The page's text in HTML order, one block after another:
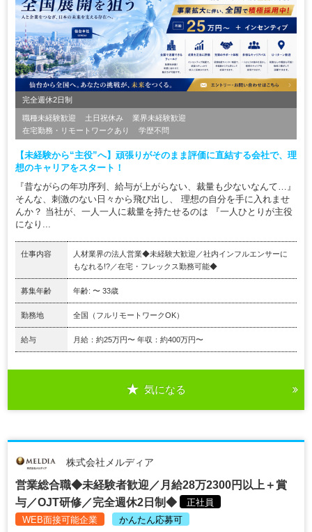
完全週休2日制
職種未経験歓迎 土日祝休み
業界未経験歓迎
在宅勤務・リモートワークあり
学歴不問
【未経験から“主役”へ】頑張りがそのまま評価に直結する会社で、理
想のキャリアをスタート！
『昔ながらの年功序列、給与が上がらない、裁量も少ないなんて…』
そんな、刺激のない日々から飛び出し、 理想の自分を手に入れませ
んか？ 当社が、一人一人に裁量を持たせるのは 『一人ひとりが主役
になり...
仕事内容
人材業界の法人営業◆未経験大歓迎／社内インフルエンサーに
もなれる!?／在宅・フレックス勤務可能◆
募集年齢 年齢: 〜 33歳
勤務地 全国（フルリモートワークOK）
給与 月給：約25万円〜 年収：約400万円〜
気になる
株式会社メルディア
営業総合職◆未経験者歓迎／月給28万2300円以上＋賞
与／OJT研修／完全週休2日制◆
正社員
WEB面接可能企業
かんたん応募可